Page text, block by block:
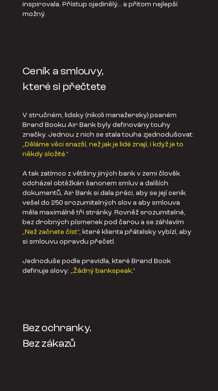
inspirovala. Přístup ojedinělý... a přitom nejlepší
možný.
Ceník a smlouvy,
které si přečtete
V stručném, lidsky (nikoli manažersky) psaném
Brand Booku Air Bank byly definovány touhy
značky. Jednou z nich se stala touha zjednodušovat:
„Děláme věci snazší, než jak je lidé znají, i když je to
někdy složité.“
A tak zatímco z většiny jiných bank v zemi člověk
odcházel obtěžkán šanonem smluv a dalších
dokumentů, Air Bank si dala práci, aby se její ceník
vešel do 250 srozumitelných slov a aby smlouva
měla maximálně tři stránky. Rovněž srozumitelné,
bez drobných písmenek pod čarou a se záhlavím
„Než začnete číst“, které klienta přátelsky vybízí, aby
si smlouvu opravdu přečetl.
Jednoduše podle pravidla, které Brand Book
definuje slovy:
„Žádný bankspeak.“
Bez ochranky.
Bez zákazů